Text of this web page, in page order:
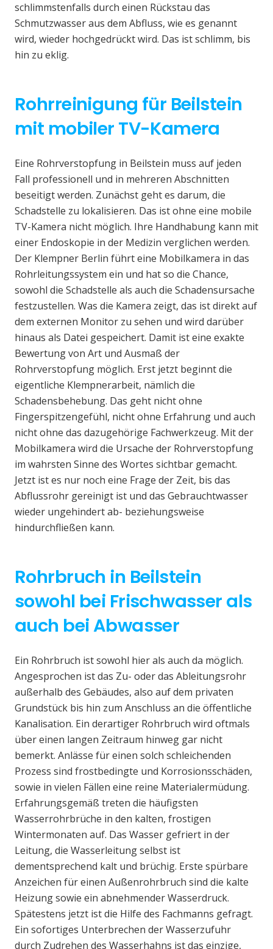
schlimmstenfalls durch einen Rückstau das
Schmutzwasser aus dem Abfluss, wie es genannt
wird, wieder hochgedrückt wird. Das ist schlimm, bis
hin zu eklig.
Rohrreinigung für Beilstein
mit mobiler TV-Kamera
Eine Rohrverstopfung in Beilstein muss auf jeden
Fall professionell und in mehreren Abschnitten
beseitigt werden. Zunächst geht es darum, die
Schadstelle zu lokalisieren. Das ist ohne eine mobile
TV-Kamera nicht möglich. Ihre Handhabung kann mit
einer Endoskopie in der Medizin verglichen werden.
Der Klempner Berlin führt eine Mobilkamera in das
Rohrleitungssystem ein und hat so die Chance,
sowohl die Schadstelle als auch die Schadensursache
festzustellen. Was die Kamera zeigt, das ist direkt auf
dem externen Monitor zu sehen und wird darüber
hinaus als Datei gespeichert. Damit ist eine exakte
Bewertung von Art und Ausmaß der
Rohrverstopfung möglich. Erst jetzt beginnt die
eigentliche Klempnerarbeit, nämlich die
Schadensbehebung. Das geht nicht ohne
Fingerspitzengefühl, nicht ohne Erfahrung und auch
nicht ohne das dazugehörige Fachwerkzeug. Mit der
Mobilkamera wird die Ursache der Rohrverstopfung
im wahrsten Sinne des Wortes sichtbar gemacht.
Jetzt ist es nur noch eine Frage der Zeit, bis das
Abflussrohr gereinigt ist und das Gebrauchtwasser
wieder ungehindert ab- beziehungsweise
hindurchfließen kann.
Rohrbruch in Beilstein
sowohl bei Frischwasser als
auch bei Abwasser
Ein Rohrbruch ist sowohl hier als auch da möglich.
Angesprochen ist das Zu- oder das Ableitungsrohr
außerhalb des Gebäudes, also auf dem privaten
Grundstück bis hin zum Anschluss an die öffentliche
Kanalisation. Ein derartiger Rohrbruch wird oftmals
über einen langen Zeitraum hinweg gar nicht
bemerkt. Anlässe für einen solch schleichenden
Prozess sind frostbedingte und Korrosionsschäden,
sowie in vielen Fällen eine reine Materialermüdung.
Erfahrungsgemäß treten die häufigsten
Wasserrohrbrüche in den kalten, frostigen
Wintermonaten auf. Das Wasser gefriert in der
Leitung, die Wasserleitung selbst ist
dementsprechend kalt und brüchig. Erste spürbare
Anzeichen für einen Außenrohrbruch sind die kalte
Heizung sowie ein abnehmender Wasserdruck.
Spätestens jetzt ist die Hilfe des Fachmanns gefragt.
Ein sofortiges Unterbrechen der Wasserzufuhr
durch Zudrehen des Wasserhahns ist das einzige,